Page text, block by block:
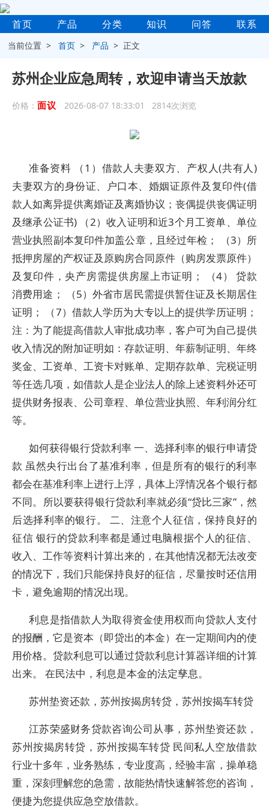
首页 产品 分类 知识 问答 联系
当前位置 >首页 > 产品 > 正文
苏州企业应急周转，欢迎申请当天放款
价格： 面议 2026-08-07 18:33:01 2814次浏览
准备资料 （1）借款人夫妻双方、产权人(共有人)
夫妻双方的身份证、户口本、婚姻证原件及复印件(借
款人如离异提供离婚证及离婚协议；丧偶提供丧偶证明
及继承公证书) （2）收入证明和近3个月工资单、单位
营业执照副本复印件加盖公章，且经过年检； （3）所
抵押房屋的产权证及原购房合同原件（购房发票原件）
及复印件，央产房需提供房屋上市证明； （4） 贷款
消费用途； （5）外省市居民需提供暂住证及长期居住
证明； （7）借款人学历为大专以上的提供学历证明；
注：为了能提高借款人审批成功率，客户可为自己提供
收入情况的附加证明如：存款证明、年薪制证明、年终
奖金、工资单、工资卡对账单、定期存款单、完税证明
等任选几项，如借款人是企业法人的除上述资料外还可
提供财务报表、公司章程、单位营业执照、年利润分红
等。
如何获得银行贷款利率 一、选择利率的银行申请贷
款 虽然央行出台了基准利率，但是所有的银行的利率
都会在基准利率上进行上浮，具体上浮情况各个银行都
不同。所以要获得银行贷款利率就必须“贷比三家”，然
后选择利率的银行。 二、注意个人征信，保持良好的
征信 银行的贷款利率都是通过电脑根据个人的征信、
收入、工作等资料计算出来的，在其他情况都无法改变
的情况下，我们只能保持良好的征信，尽量按时还信用
卡，避免逾期的情况出现。
利息是指借款人为取得资金使用权而向贷款人支付
的报酬，它是资本（即贷出的本金）在一定期间内的使
用价格。贷款利息可以通过贷款利息计算器详细的计算
出来。 在民法中，利息是本金的法定孳息。
苏州垫资还款，苏州按揭房转贷，苏州按揭车转贷
江苏荣盛财务贷款咨询公司从事，苏州垫资还款，
苏州按揭房转贷，苏州按揭车转贷 民间私人空放借款
行业十多年，业务熟练，专业度高，经验丰富，操单稳
重，深刻理解您的急需，故能热情快速解答您的咨询，
便捷为您提供应急空放借款。